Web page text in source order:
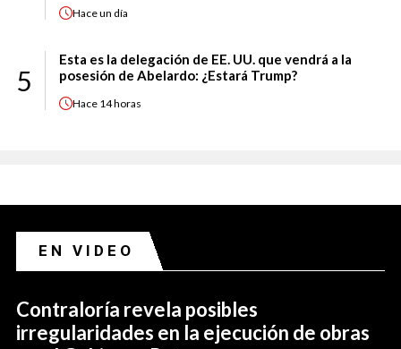
Haceun día
5
Esta es la delegación de EE. UU. que vendrá a la
posesión de Abelardo: ¿Estará Trump?
Hace 14 horas
EN VIDEO
Contraloría revela posibles
irregularidades en la ejecución de obras